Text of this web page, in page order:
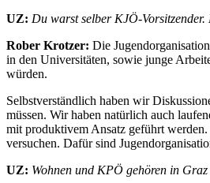
UZ: Du warst selber KJÖ-
Rober Krotzer: Die
in den Universitäten, sowie junge
würden.
Selbstverständlich haben wir
müssen. Wir haben natürlich auch
mit produktivem Ansatz geführt
versuchen. Dafür sind
UZ: Wohnen und KPÖ gehören in